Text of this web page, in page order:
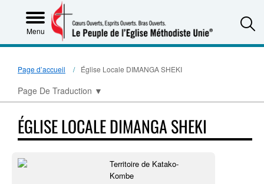
Menu
Page d’accueil Église Locale DIMANGA SHEKI
Page De Traduction ▼
ÉGLISE LOCALE DIMANGA SHEKI
Territoire de Katako-
Kombe